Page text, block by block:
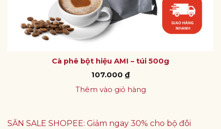
Cà phê bột hiệu AMI – túi 500g
107.000 ₫
Thêm vào giỏ hàng
SĂN SALE SHOPEE: Giảm ngay 30% cho bộ đôi